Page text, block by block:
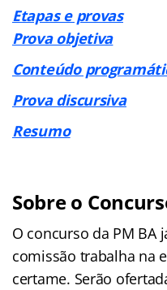
Etapas e provas
Prova objetiva
Conteúdo
Prova discursiva
Resumo
Sobre o
O concurso da PM BA
comissão trabalha na
certame. Serão